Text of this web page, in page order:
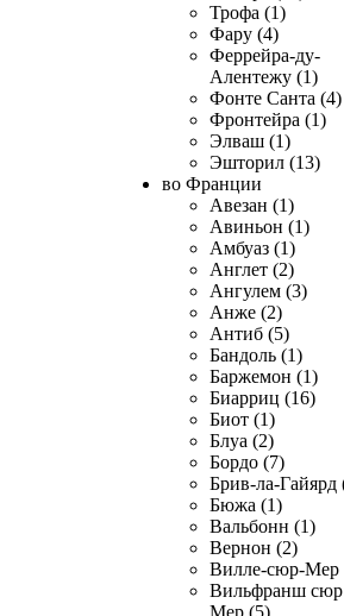
Трофа (1)
Фару (4)
Феррейра-ду-
Алентежу (1)
Фонте Санта (4)
Фронтейра (1)
Элваш (1)
Эшторил (13)
во Франции
Авезан (1)
Авиньон (1)
Амбуаз (1)
Англет (2)
Ангулем (3)
Анже (2)
Антиб (5)
Бандоль (1)
Баржемон (1)
Биарриц (16)
Биот (1)
Блуа (2)
Бордо (7)
Брив-ла-Гайярд
Бюжа (1)
Вальбонн (1)
Вернон (2)
Вилле-сюр-Мер
Вильфранш сюр
Мер (5)